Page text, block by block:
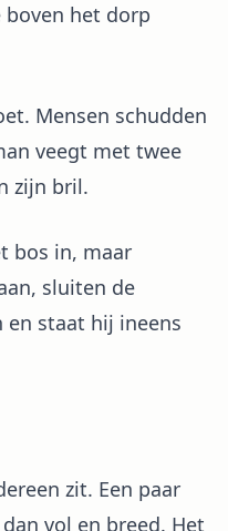
boven het dorp
Mensen schudden
veegt met twee
zijn bril.
bos in, maar
sluiten de
en staat hij ineens
zit. Een paar
vol en breed. Het